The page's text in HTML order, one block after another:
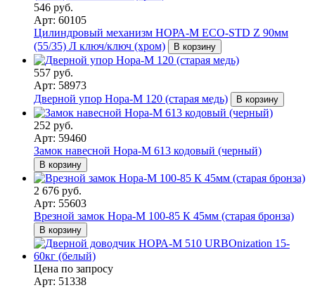
546 руб.
Арт: 60105
Цилиндровый механизм НОРА-М ЕСО-STD Z 90мм
(55/35) Л ключ/ключ (хром)
В корзину
557 руб.
Арт: 58973
Дверной упор Нора-М 120 (старая медь)
В корзину
252 руб.
Арт: 59460
Замок навесной Нора-М 613 кодовый (черный)
В корзину
2 676 руб.
Арт: 55603
Врезной замок Нора-М 100-85 К 45мм (старая бронза)
В корзину
Цена по запросу
Арт: 51338